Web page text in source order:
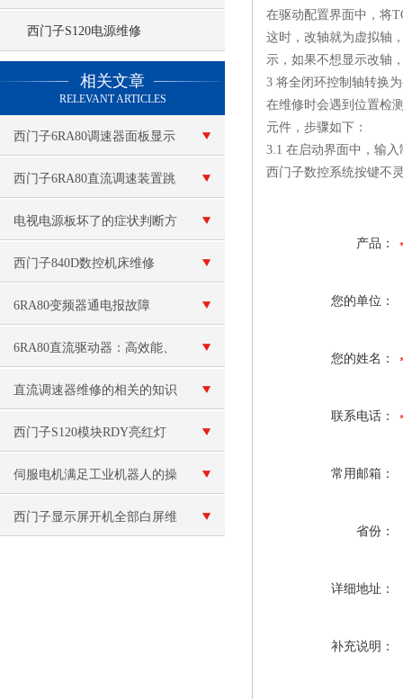
西门子S120电源维修
相关文章
RELEVANT ARTICLES
西门子6RA80调速器面板显示
不亮
西门子6RA80直流调速装置跳
闸维修（所有故障现场检测）
电视电源板坏了的症状判断方
法
西门子840D数控机床维修
6RA80变频器通电报故障
F60100
6RA80直流驱动器：高效能、
稳定可靠的直流驱动解决方案
直流调速器维修的相关的知识
西门子S120模块RDY亮红灯
伺服电机满足工业机器人的操
作需要哪些条件？
西门子显示屏开机全部白屏维
在驱动配置界面中，将
这时，改轴就为虚拟轴
示，如果不想显示改轴
3 将全闭环控制轴转换
在维修时会遇到位置检
元件，步骤如下：
3.1 在启动界面中，输入
西门子数控系统按键不
产品：
您的单位：
您的姓名：
联系电话：
常用邮箱：
省份：
详细地址：
补充说明：